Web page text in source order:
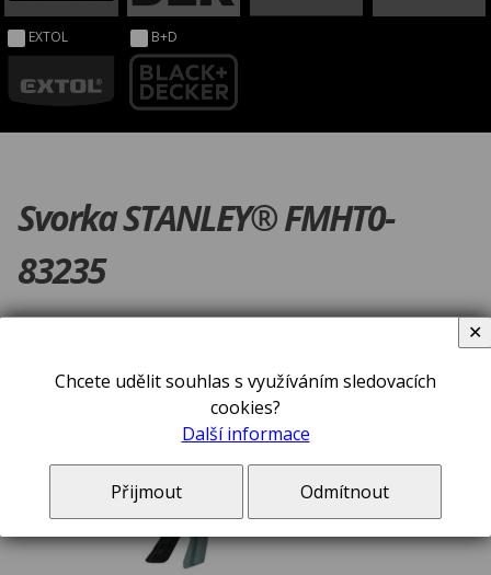
EXTOL B+D
Svorka STANLEY® FMHT0-
83235
Chcete udělit souhlas s využíváním sledovacích
cookies?
Další informace
Přijmout Odmítnout
✕